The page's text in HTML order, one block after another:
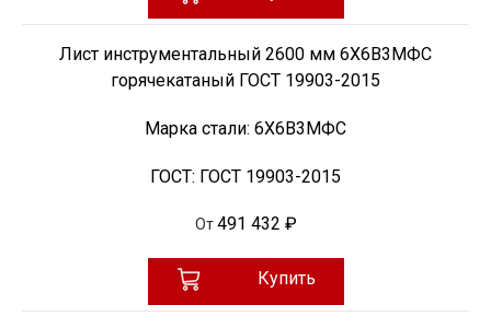
Лист инструментальный 2600 мм 6Х6В3МФС
горячекатаный ГОСТ 19903-2015
Марка стали: 6Х6В3МФС
ГОСТ: ГОСТ 19903-2015
От 491 432 ₽
Купить